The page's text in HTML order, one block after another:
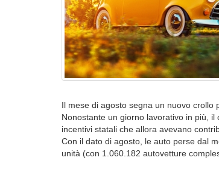
Il mese di agosto segna un nuovo crollo
Nonostante un giorno lavorativo in più,
incentivi statali che allora avevano
Con il dato di agosto, le auto perse dal
unità (con 1.060.182 autovetture